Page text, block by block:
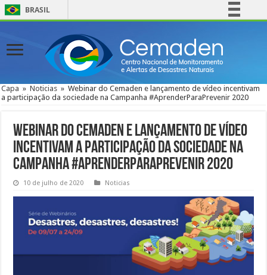
BRASIL
Comunica BR
Participe
Acesso à informação
Legislação
Capa » Noticias » Webinar do Cemaden e lançamento de vídeo incentivam
a participação da sociedade na Campanha #AprenderParaPrevenir 2020
Webinar do Cemaden e lançamento de vídeo
incentivam a participação da sociedade na
Campanha #AprenderParaPrevenir 2020
10 de julho de 2020 Noticias